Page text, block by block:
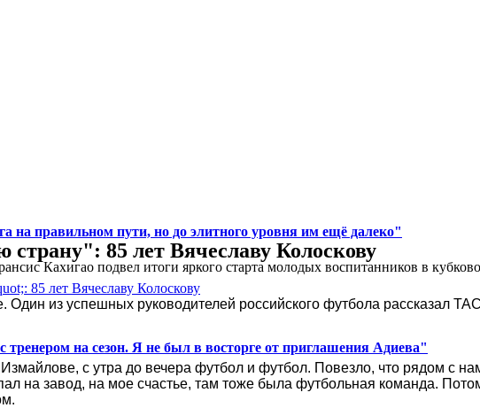
правильном пути, но до элитного уровня им ещё далеко"
Кахигао подвел итоги яркого старта молодых воспитанников в
на сезон. Я не был в восторге от приглашения Адиева"
Максим Симонов в интервью "Матч ТВ" оценил итоги прошедшего сезона
85 лет Вячеславу Колоскову
Один из успешных руководителей российского футбола рассказал
с утра до вечера футбол и футбол. Повезло, что рядом с
на завод, на мое счастье, там тоже была футбольная команда.